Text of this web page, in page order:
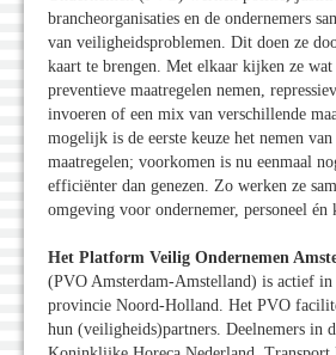
brancheorganisaties en de ondernemers
van veiligheidsproblemen. Dit doen ze
kaart te brengen. Met elkaar kijken ze
preventieve maatregelen nemen,
invoeren of een mix van verschillende
mogelijk is de eerste keuze het nemen
maatregelen; voorkomen is nu eenmaal
efficiënter dan genezen. Zo werken ze
omgeving voor ondernemer, personeel én
Het Platform Veilig Ondernemen
(PVO Amsterdam-Amstelland) is actief in
provincie Noord-Holland. Het PVO
hun (veiligheids)partners. Deelnemers in